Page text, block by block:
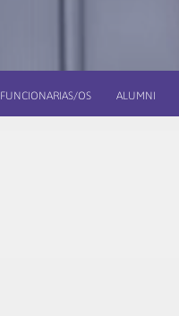
FUNCIONARIAS/OS ALUMNI